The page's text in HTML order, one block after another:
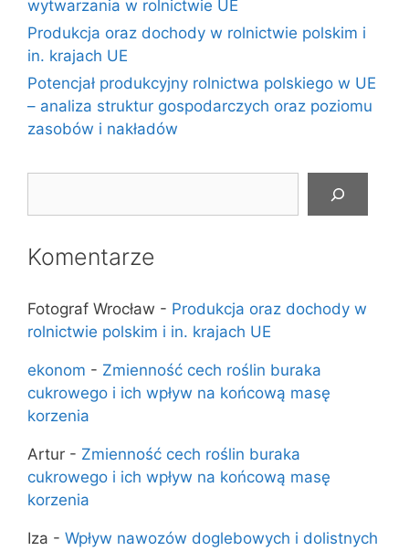
wytwarzania w rolnictwie UE
Produkcja oraz dochody w rolnictwie polskim i
in. krajach UE
Potencjał produkcyjny rolnictwa polskiego w UE
– analiza struktur gospodarczych oraz poziomu
zasobów i nakładów
Komentarze
Fotograf Wrocław - Produkcja oraz dochody w
rolnictwie polskim i in. krajach UE
ekonom - Zmienność cech roślin buraka
cukrowego i ich wpływ na końcową masę
korzenia
Artur - Zmienność cech roślin buraka
cukrowego i ich wpływ na końcową masę
korzenia
Iza - Wpływ nawozów doglebowych i dolistnych